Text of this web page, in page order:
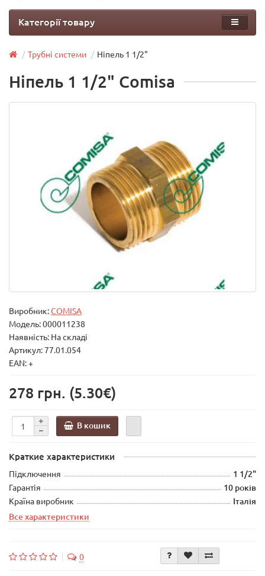
Категорії товару
Трубні системи Ніпель 1 1/2"
Ніпель 1 1/2" Comisa
Виробник:COMISA
Модель:000011238
Наявність: На складі
Артикул: 77.01.054
EAN: +
278 грн. (5.30€)
В кошик
Краткие характеристики
Підключення 1 1/2"
Гарантія 10 років
Країна виробник
Італія
Все характеристики
0